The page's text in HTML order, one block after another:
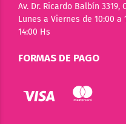
Av. Dr. Ricardo Balbín 3319,
Lunes a Viernes de 10:00 a
14:00 Hs
FORMAS DE PAGO